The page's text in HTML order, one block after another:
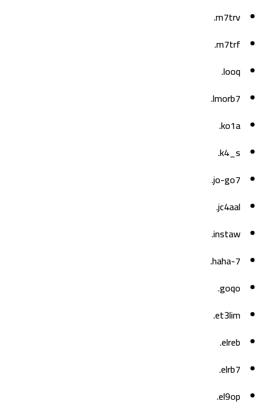
m7trv.
m7trf.
looq.
lmorb7.
ko1a.
k4_s.
jo-go7.
jc4aal.
instaw.
haha-7.
goqo.
et3lim.
elreb.
elrb7.
el9op.